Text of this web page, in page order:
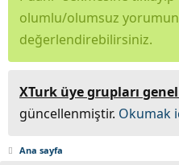
olumlu/olumsuz
değerlendirebilirsiniz.
XTurk üye grupları
güncellenmiştir. Okumak
Ana sayfa